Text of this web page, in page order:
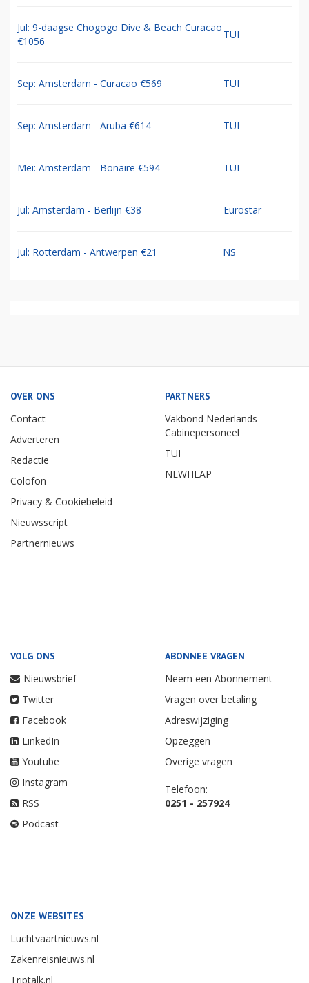
Jul: 9-daagse Chogogo Dive & Beach Curacao
€1056
TUI
Sep: Amsterdam - Curacao €569 TUI
Sep: Amsterdam - Aruba €614 TUI
Mei: Amsterdam - Bonaire €594 TUI
Jul: Amsterdam - Berlijn €38 Eurostar
Jul: Rotterdam - Antwerpen €21 NS
OVER ONS
Contact
Adverteren
Redactie
Colofon
Privacy & Cookiebeleid
Nieuwsscript
Partnernieuws
PARTNERS
Vakbond Nederlands
Cabinepersoneel
TUI
NEWHEAP
VOLG ONS
Nieuwsbrief
Twitter
Facebook
LinkedIn
Youtube
Instagram
RSS
Podcast
ABONNEE VRAGEN
Neem een Abonnement
Vragen over betaling
Adreswijziging
Opzeggen
Overige vragen
Telefoon:
0251 - 257924
ONZE WEBSITES
Luchtvaartnieuws.nl
Zakenreisnieuws.nl
Triptalk.nl